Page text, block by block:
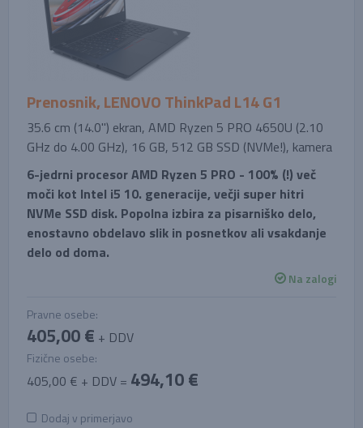
Prenosnik, LENOVO ThinkPad L14 G1
35.6 cm (14.0'') ekran, AMD Ryzen 5 PRO 4650U (2.10
GHz do 4.00 GHz), 16 GB, 512 GB SSD (NVMe!), kamera
6-jedrni procesor AMD Ryzen 5 PRO - 100% (!) več
moči kot Intel i5 10. generacije, večji super hitri
NVMe SSD disk. Popolna izbira za pisarniško delo,
enostavno obdelavo slik in posnetkov ali vsakdanje
delo od doma.
Na zalogi
Pravne osebe:
405,00 € + DDV
Fizične osebe:
405,00 € + DDV = 494,10 €
Dodaj v primerjavo